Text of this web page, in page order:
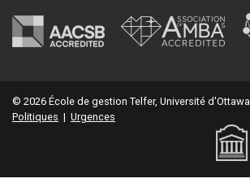
© 2026 École de gestion Telfer, Université d'Ottawa
Politiques | Urgences